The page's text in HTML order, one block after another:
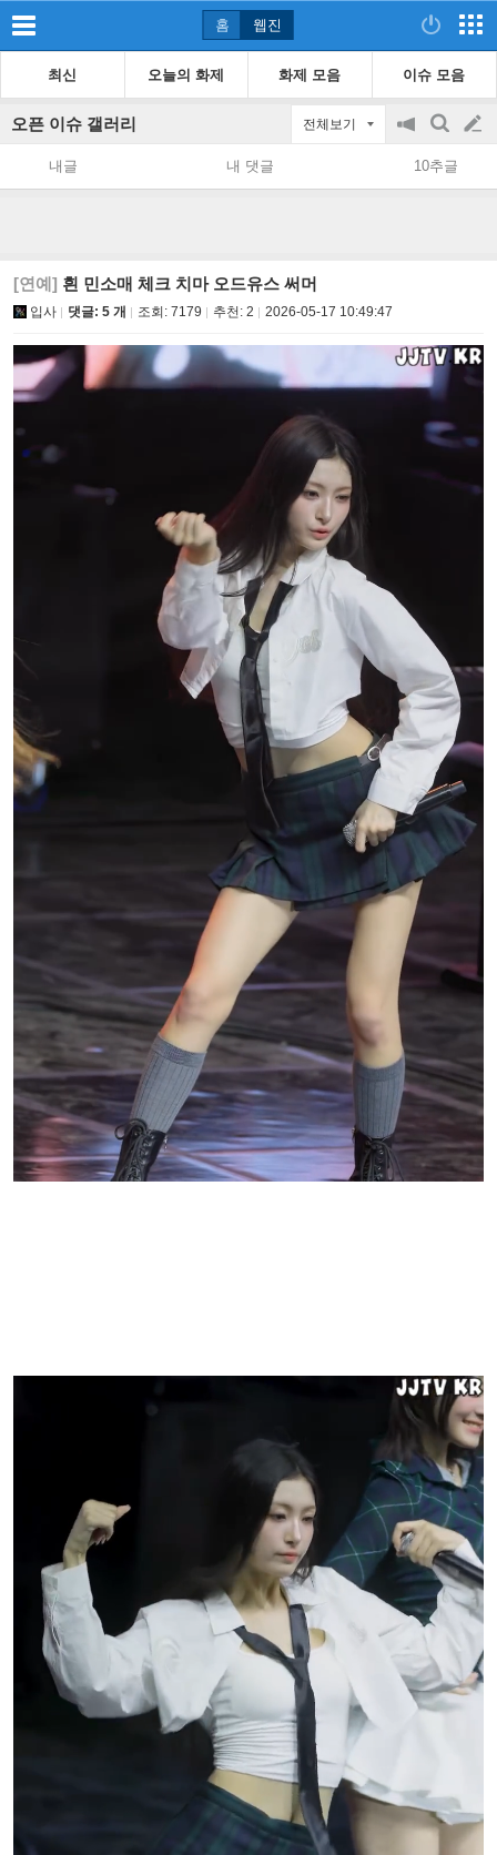
홈 웹진
최신 오늘의 화제 화제 모음 이슈 모음
오픈 이슈 갤러리 전체보기
공
지
on/off
검
색
글
쓰
내글 내 댓글 10추글
[연예] 흰 민소매 체크 치마 오드유스 써머
입사 댓글: 5 개 조회: 7179 추천: 2 2026-05-17 10:49:47